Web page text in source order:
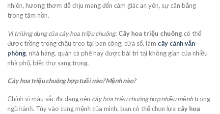
nhiên, hương thơm dễ chịu mang đến cảm giác an yên, sự cân bằng
trong tâm hồn.
Vị trí ứng dụng của cây hoa triệu chuông: Cây hoa triệu chuông có thể
được trồng trong chậu treo tại ban công, cửa sổ, làm cây cảnh văn
phòng, nhà hàng, quán cà phê hay được bài trí tại không gian của nhiều
nhà phố, biệt thự sang trọng.
Cây hoa triệu chuông hợp tuổi nào? Mệnh nào?
Chính vì màu sắc đa dạng nên cây hoa triệu chuông hợp nhiều mệnhtrong
ngũ hành. Tùy vào cung mệnh của mình, bạn có thể chọn lựa cây hoa